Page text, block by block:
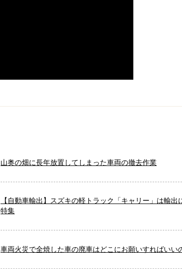
山奥の畑に長年放置してしまった車両の撤去作業
【自動車輸出】スズキの軽トラック「キャリー」は輸
特集
車両火災で全焼した車の廃車はどこにお願いすればいい